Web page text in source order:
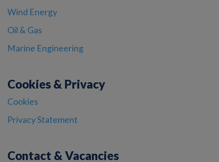
Wind Energy
Oil & Gas
Marine Engineering
Cookies & Privacy
Cookies
Privacy Statement
Contact & Vacancies